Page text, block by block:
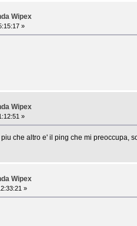
Wipex
»
Wipex
»
che altro e' il ping che mi preoccupa,
Wipex
»